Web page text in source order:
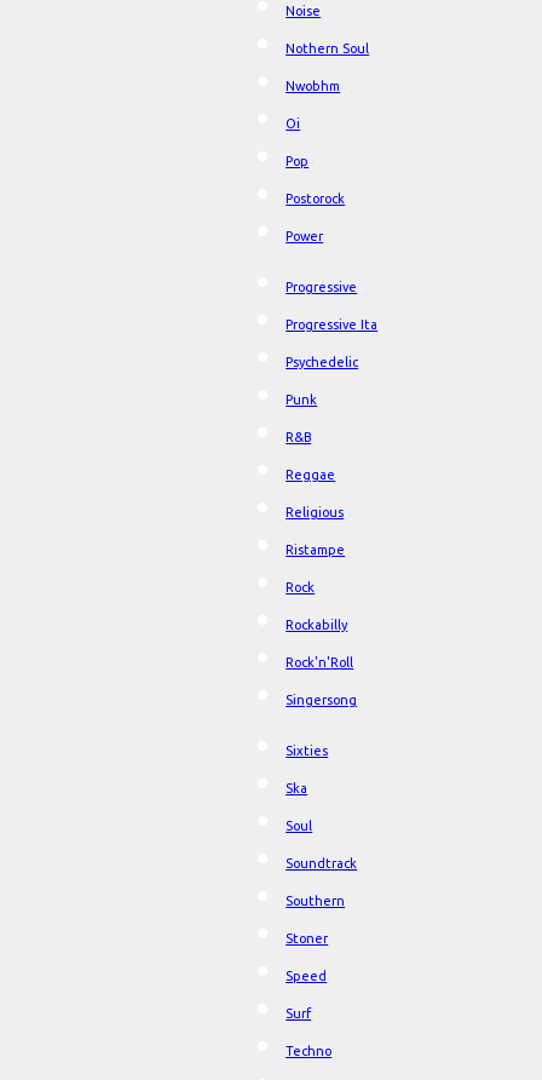
Noise
Nothern Soul
Nwobhm
Oi
Pop
Postorock
Power
Progressive
Progressive Ita
Psychedelic
Punk
R&B
Reggae
Religious
Ristampe
Rock
Rockabilly
Rock'n'Roll
Singersong
Sixties
Ska
Soul
Soundtrack
Southern
Stoner
Speed
Surf
Techno